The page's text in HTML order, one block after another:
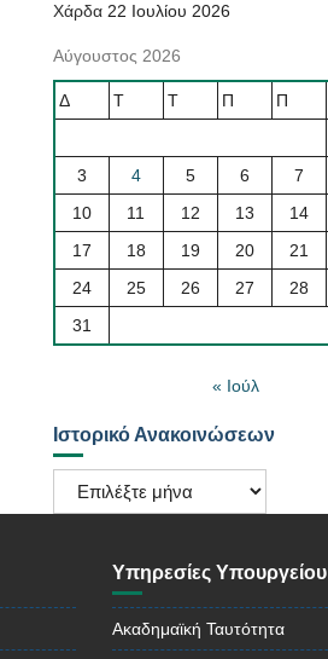
Χάρδα 22 Ιουλίου 2026
Αύγουστος 2026
Δ Τ Τ Π Π
3
4 5 6 7
10
11 12 13 14
17
18 19 20 21
24
25 26 27 28
31
« Ιούλ
Ιστορικό Ανακοινώσεων
Ιστορικό
Ανακοινώσεων
Υπηρεσίες Υπουργείου
Ακαδημαϊκή Ταυτότητα